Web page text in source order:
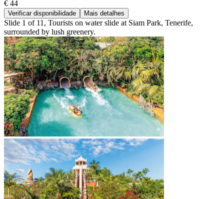
€ 44
Verificar disponibilidade Mais detalhes
Slide 1 of 11, Tourists on water slide at Siam Park, Tenerife,
surrounded by lush greenery.